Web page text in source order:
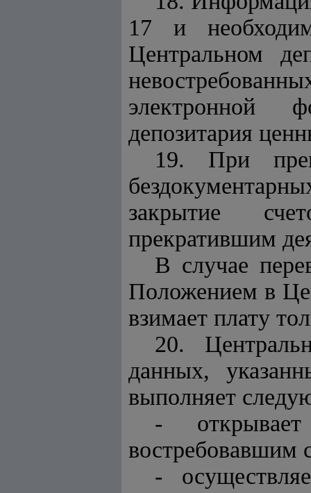
17 и
Центральном
электронной
депозитария
19. При
закрытие
прекратившим
В случае
Положением в
взимает плату
20.
данных,
выполняет
-
востребовавшим
-